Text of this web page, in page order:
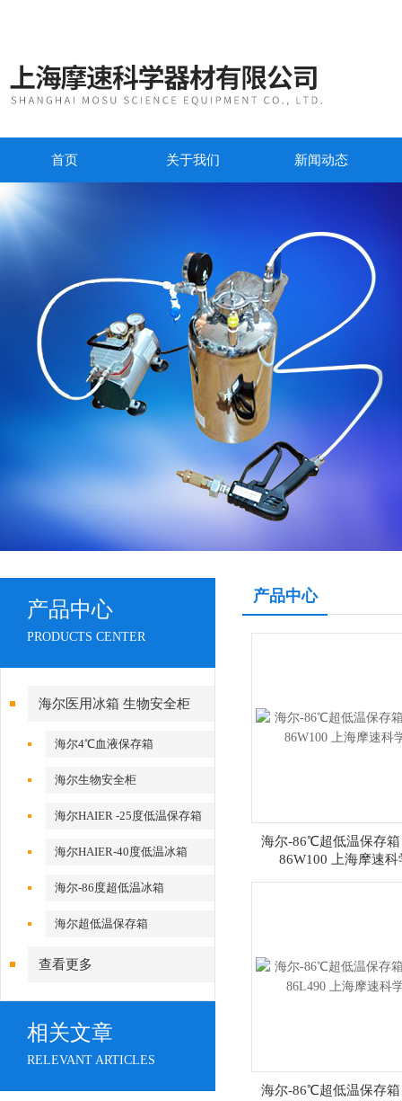
首页 关于我们 新闻动态
产品中心
PRODUCTS CENTER
海尔医用冰箱 生物安全柜
海尔4℃血液保存箱
海尔生物安全柜
海尔HAIER -25度低温保存箱
海尔HAIER-40度低温冰箱
海尔-86度超低温冰箱
海尔超低温保存箱
查看更多
相关文章
RELEVANT ARTICLES
产品中心
海尔-86℃超低温保存箱
86W100 上海摩速科
海尔-86℃超低温保存箱